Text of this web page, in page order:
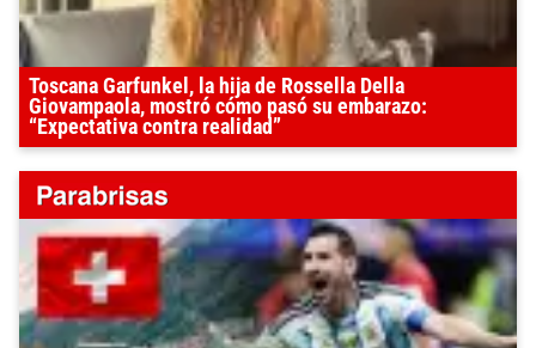
Toscana Garfunkel, la hija de Rossella Della
Giovampaola, mostró cómo pasó su embarazo:
“Expectativa contra realidad”